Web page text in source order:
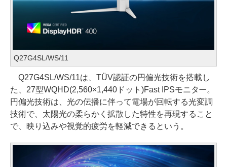
Q27G4SL/WS/11
Q27G4SL/WS/11は、TÜV認証の円偏光技術を搭載し
た、27型WQHD(2,560×1,440ドット)Fast IPSモニター。
円偏光技術は、光の伝播に伴って電場が回転する光変調
技術で、太陽光の柔らかく拡散した特性を再現すること
で、映り込みや視覚的疲労を軽減できるという。